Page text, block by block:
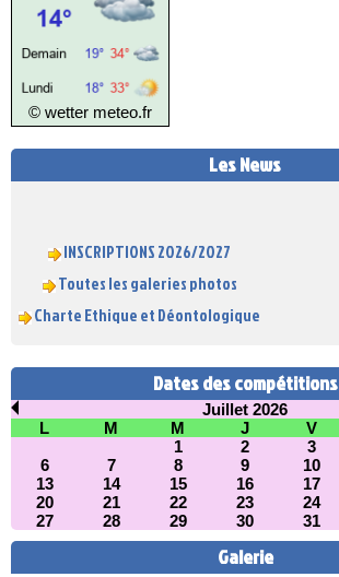
© wetter meteo.fr
Les News
INSCRIPTIONS 2026/2027
Toutes les galeries photos
Charte Ethique et Déontologique
Dates des compétitions
Juillet 2026
L
M M J V
1
2 3
6
7 8 9 10
13
14 15 16 17
20
21 22 23 24
27
28 29 30 31
Galerie